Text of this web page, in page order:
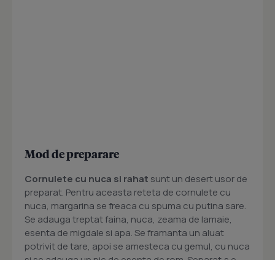
Mod de preparare
Cornulete cu nuca si rahat sunt un desert usor de
preparat. Pentru aceasta reteta de cornulete cu
nuca, margarina se freaca cu spuma cu putina sare.
Se adauga treptat faina, nuca, zeama de lamaie,
esenta de migdale si apa. Se framanta un aluat
potrivit de tare, apoi se amesteca cu gemul, cu nuca